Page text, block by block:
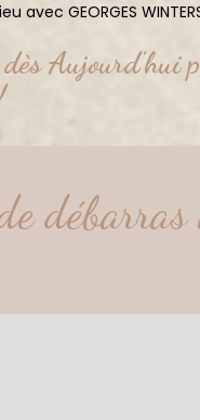
GEORGES
Aujourd'hui